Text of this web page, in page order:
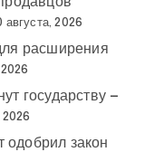
августа, 2026
расширения
государству —
2026
закон